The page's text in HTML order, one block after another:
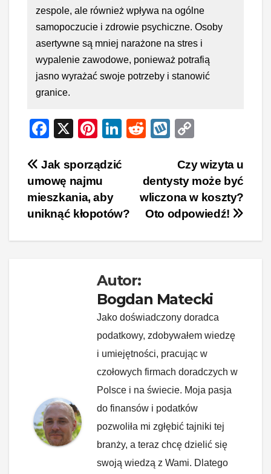
zespole, ale również wpływa na ogólne
samopoczucie i zdrowie psychiczne. Osoby
asertywne są mniej narażone na stres i
wypalenie zawodowe, ponieważ potrafią
jasno wyrażać swoje potrzeby i stanowić
granice.
F
c
e
b
o
X
Pi
er
e
st
Li
dI
R
di
t
W
o
p
p
y
Li
k
Nawigacja
wpisu
Czy wizyta u
dentysty może być
wliczona w koszty?
Oto odpowiedź!
Jak sporządzić
umowę najmu
mieszkania, aby
uniknąć kłopotów?
Autor:
Bogdan Matecki
Jako doświadczony doradca
podatkowy, zdobywałem wiedzę
i umiejętności, pracując w
czołowych firmach doradczych w
Polsce i na świecie. Moja pasja
do finansów i podatków
pozwoliła mi zgłębić tajniki tej
branży, a teraz chcę dzielić się
swoją wiedzą z Wami. Dlatego